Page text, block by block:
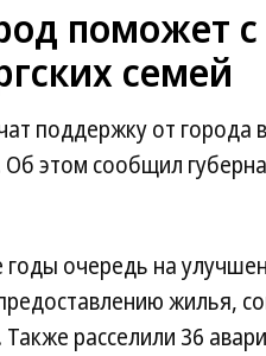
поможет
семей
поддержку от города
этом сообщил
годы очередь на
жилья,
расселили 36